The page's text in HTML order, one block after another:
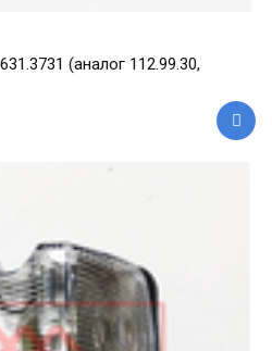
(аналог 112.99.30,